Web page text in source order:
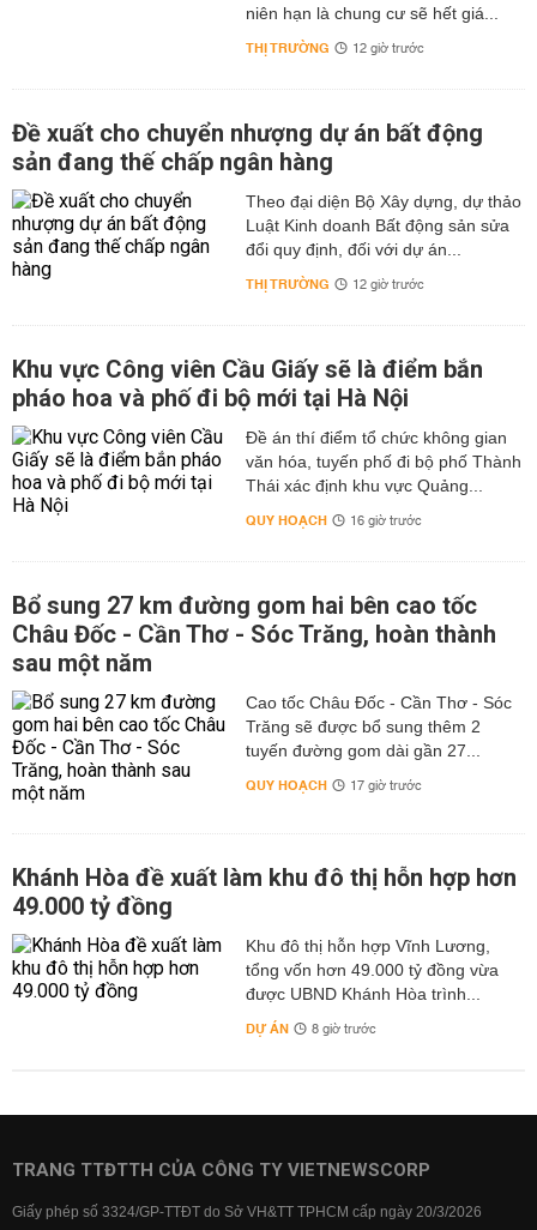
niên hạn là chung cư sẽ hết giá...
THỊ TRƯỜNG 12 giờ trước
Đề xuất cho chuyển nhượng dự án bất động
sản đang thế chấp ngân hàng
Theo đại diện Bộ Xây dựng, dự thảo
Luật Kinh doanh Bất động sản sửa
đổi quy định, đối với dự án...
THỊ TRƯỜNG 12 giờ trước
Khu vực Công viên Cầu Giấy sẽ là điểm bắn
pháo hoa và phố đi bộ mới tại Hà Nội
Đề án thí điểm tổ chức không gian
văn hóa, tuyến phố đi bộ phố Thành
Thái xác định khu vực Quảng...
QUY HOẠCH 16 giờ trước
Bổ sung 27 km đường gom hai bên cao tốc
Châu Đốc - Cần Thơ - Sóc Trăng, hoàn thành
sau một năm
Cao tốc Châu Đốc - Cần Thơ - Sóc
Trăng sẽ được bổ sung thêm 2
tuyến đường gom dài gần 27...
QUY HOẠCH 17 giờ trước
Khánh Hòa đề xuất làm khu đô thị hỗn hợp hơn
49.000 tỷ đồng
Khu đô thị hỗn hợp Vĩnh Lương,
tổng vốn hơn 49.000 tỷ đồng vừa
được UBND Khánh Hòa trình...
DỰ ÁN 8 giờ trước
TRANG TTĐTTH CỦA CÔNG TY VIETNEWSCORP
Giấy phép số 3324/GP-TTĐT do Sở VH&TT TPHCM cấp ngày 20/3/2026